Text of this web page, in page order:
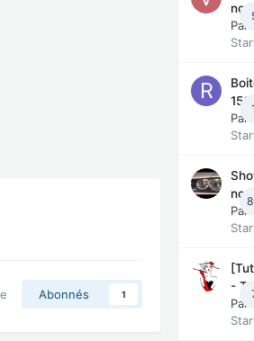
Abonnés 1
Par
1
Par
Par
-
Par